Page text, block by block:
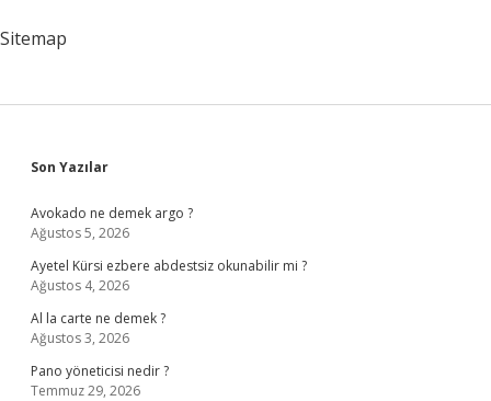
Sitemap
Sidebar
Son Yazılar
Avokado ne demek argo ?
Ağustos 5, 2026
Ayetel Kürsi ezbere abdestsiz okunabilir mi ?
Ağustos 4, 2026
Al la carte ne demek ?
Ağustos 3, 2026
Pano yöneticisi nedir ?
Temmuz 29, 2026